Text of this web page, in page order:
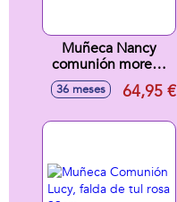
Muñeca Nancy
comunión morena
48cm
36 meses 64,95 €